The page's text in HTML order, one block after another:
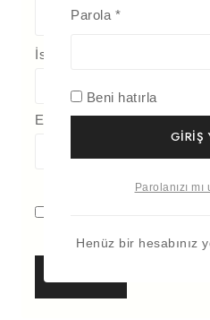
İsim
E-posta*
Daha sonraki
Parola *
Beni hatırla
GIRIŞ
Parolanızı
Henüz bir hesabınız